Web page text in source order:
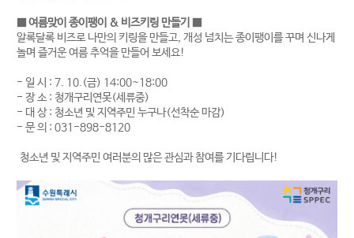
■ 여름맞이 종이팽이 & 비즈키링 만들기 ■
알록달록 비즈로 나만의 키링을 만들고, 개성 넘치는 종이팽이를 꾸며 신나게
놀며 즐거운 여름 추억을 만들어 보세요!
- 일 시 : 7. 10.(금) 14:00~18:00
- 장 소 : 청개구리연못(세류중)
- 대 상 : 청소년 및 지역주민 누구나(선착순 마감)
- 문 의 : 031-898-8120
청소년 및 지역주민 여러분의 많은 관심과 참여를 기다립니다!